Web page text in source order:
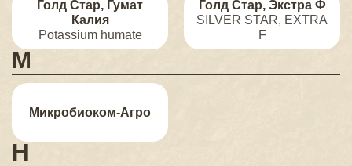
Голд Стар, Гумат
Калия
Potassium humate
Голд Стар, Экстра Ф
SILVER STAR, EXTRA
F
М
Микробиоком-Агро
Н